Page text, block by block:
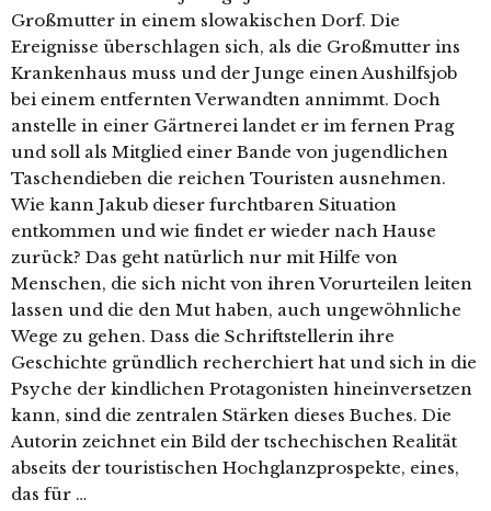
Großmutter in einem slowakischen Dorf. Die
Ereignisse überschlagen sich, als die Großmutter ins
Krankenhaus muss und der Junge einen Aushilfsjob
bei einem entfernten Verwandten annimmt. Doch
anstelle in einer Gärtnerei landet er im fernen Prag
und soll als Mitglied einer Bande von jugendlichen
Taschendieben die reichen Touristen ausnehmen.
Wie kann Jakub dieser furchtbaren Situation
entkommen und wie findet er wieder nach Hause
zurück? Das geht natürlich nur mit Hilfe von
Menschen, die sich nicht von ihren Vorurteilen leiten
lassen und die den Mut haben, auch ungewöhnliche
Wege zu gehen. Dass die Schriftstellerin ihre
Geschichte gründlich recherchiert hat und sich in die
Psyche der kindlichen Protagonisten hineinversetzen
kann, sind die zentralen Stärken dieses Buches. Die
Autorin zeichnet ein Bild der tschechischen Realität
abseits der touristischen Hochglanzprospekte, eines,
das für …